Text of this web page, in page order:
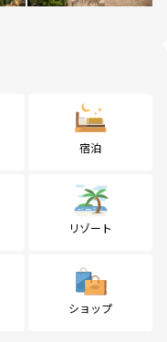
宿泊
リゾート
ショップ